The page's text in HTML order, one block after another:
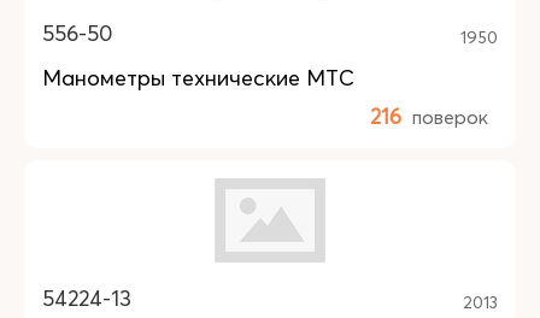
556-50 1950
Манометры технические МТС
216 поверок
54224-13 2013